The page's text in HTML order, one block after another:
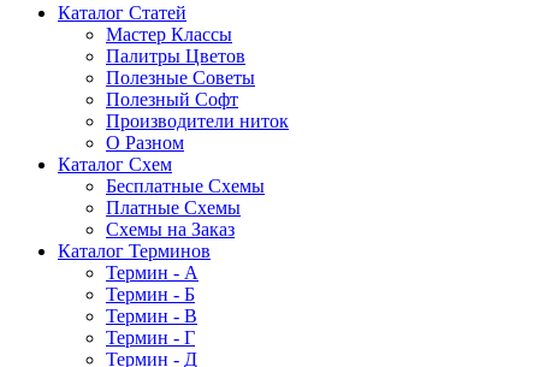
Каталог Статей
Мастер Классы
Палитры Цветов
Полезные Советы
Полезный Софт
Производители ниток
О Разном
Каталог Схем
Бесплатные Схемы
Платные Схемы
Схемы на Заказ
Каталог Терминов
Термин - А
Термин - Б
Термин - В
Термин - Г
Термин - Д